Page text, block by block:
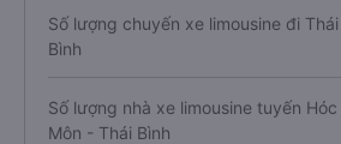
Số lượng chuyến xe limousine đi Thái
Bình
Số lượng nhà xe limousine tuyến Hóc
Môn - Thái Bình